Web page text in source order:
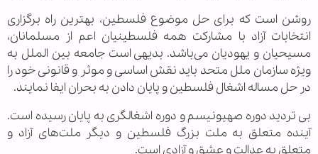
روشن است که برای حل موضوع فلسطین، بهترین راه برگزاری
انتخابات آزاد با مشارکت همه فلسطینیان اعم از مسلمانان،
مسیحیان و یهودیان می‌باشد. بدیهی است جامعه بین الملل به
ویژه سازمان ملل متحد باید نقش اساسی و موثر و قانونی خود را
در حل مساله اشغال فلسطین و پایان دادن به بحران ایفا نمایند.
بی تردید دوره صهیونیسم و دوره اشغالگری به پایان رسیده است.
آینده متعلق به ملت بزرگ فلسطین و دیگر ملت‌های آزاد و
متعلق به عدالت و عشق و آزادی است.